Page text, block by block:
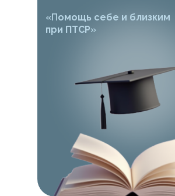
«Помощь себе и близким
при ПТСР»